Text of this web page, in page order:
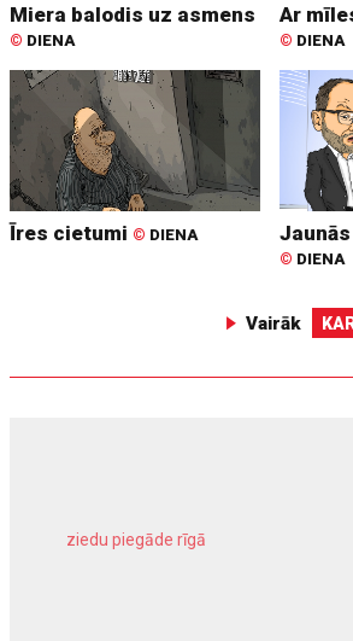
Miera balodis uz asmens
© DIENA
Ar
© DIENA
Īres cietumi © DIENA
© DIENA
Vairāk
ziedu piegāde rīgā